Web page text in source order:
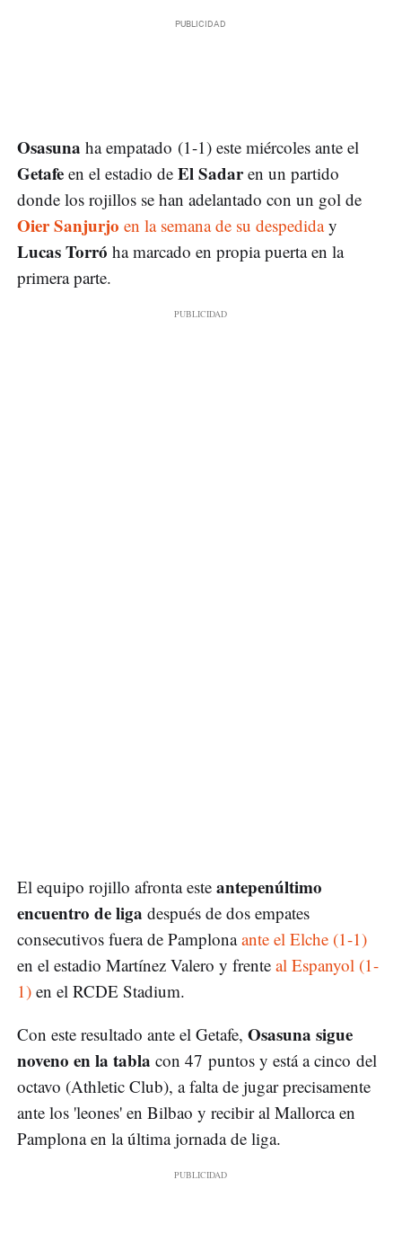
Osasuna ha empatado (1-1) este miércoles ante el
Getafe en el estadio de El Sadaren un partido
donde los rojillos se han adelantado con un gol de
Oier Sanjurjo en la semana de su despediday
Lucas Torró ha marcado en propia puerta en la
primera parte.
El equipo rojillo afronta este antepenúltimo
encuentro de liga después de dos empates
consecutivos fuera de Pamplonaante el Elche (1-1)
en el estadio Martínez Valero y frente al Espanyol (1-
1) en el RCDE Stadium.
Con este resultado ante el Getafe, Osasuna sigue
noveno en la tabla con 47 puntos y está a cinco del
octavo (Athletic Club), a falta de jugar precisamente
ante los 'leones' en Bilbao y recibir al Mallorca en
Pamplona en la última jornada de liga.